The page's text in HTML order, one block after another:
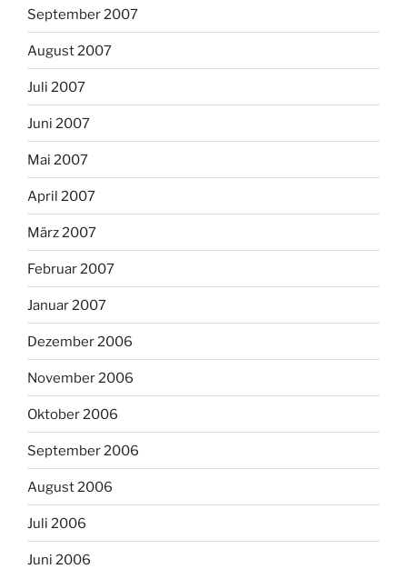
September 2007
August 2007
Juli 2007
Juni 2007
Mai 2007
April 2007
März 2007
Februar 2007
Januar 2007
Dezember 2006
November 2006
Oktober 2006
September 2006
August 2006
Juli 2006
Juni 2006